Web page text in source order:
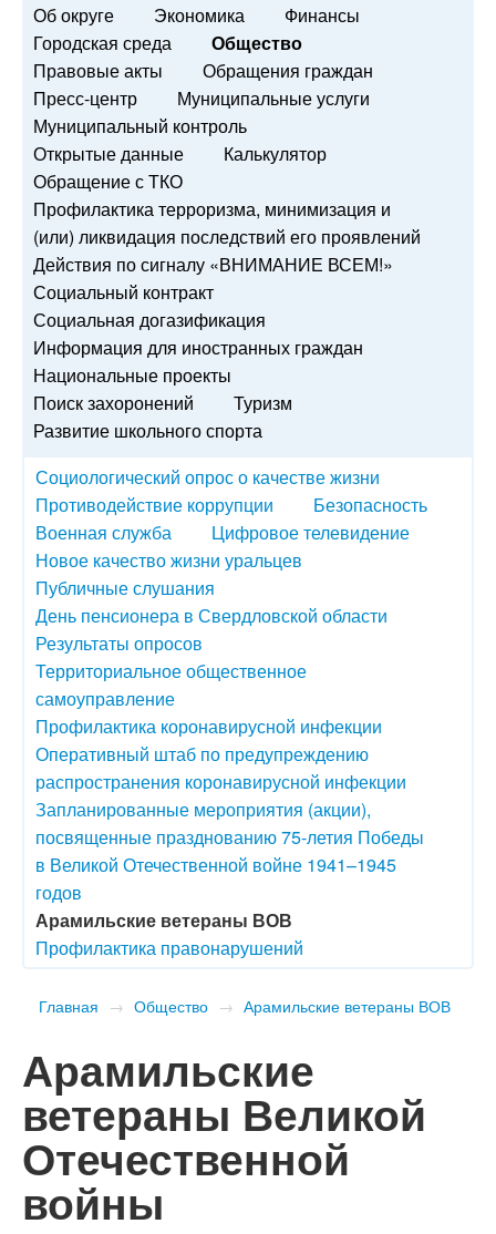
Об округе Экономика
Финансы
Городская среда
Общество
Правовые акты
Обращения граждан
Пресс-центр
Муниципальные услуги
Муниципальный контроль
Открытые данные
Калькулятор
Обращение с ТКО
Профилактика терроризма, минимизация и
(или) ликвидация последствий его проявлений
Действия по сигналу «ВНИМАНИЕ ВСЕМ!»
Социальный контракт
Социальная догазификация
Информация для иностранных граждан
Национальные проекты
Поиск захоронений
Туризм
Развитие школьного спорта
Социологический опрос о качестве жизни
Противодействие коррупции
Безопасность
Военная служба
Цифровое телевидение
Новое качество жизни уральцев
Публичные слушания
День пенсионера в Свердловской области
Результаты опросов
Территориальное общественное
самоуправление
Профилактика коронавирусной инфекции
Оперативный штаб по предупреждению
распространения коронавирусной инфекции
Запланированные мероприятия (акции),
посвященные празднованию 75-летия Победы
в Великой Отечественной войне 1941–1945
годов
Арамильские ветераны ВОВ
Профилактика правонарушений
Главная → Общество → Арамильские ветераны ВОВ
Арамильские
ветераны Великой
Отечественной
войны